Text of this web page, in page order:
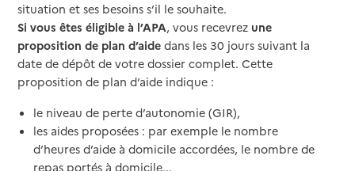
situation et ses besoins s’il le souhaite.
Si vous êtes éligible à l’APA, vous recevrez une
proposition de plan d’aide dans les 30 jours suivant la
date de dépôt de votre dossier complet. Cette
proposition de plan d’aide indique :
le niveau de perte d’autonomie (GIR),
les aides proposées : par exemple le nombre
d’heures d’aide à domicile accordées, le nombre de
repas portés à domicile...